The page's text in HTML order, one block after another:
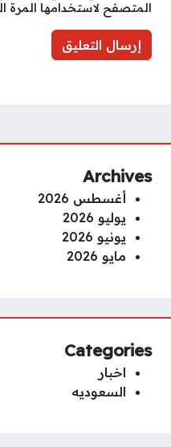
المتصفح لاستخدامها المرة
Archives
أغسطس 2026
يوليو 2026
يونيو 2026
مايو 2026
Categories
اخبار
السعوديه